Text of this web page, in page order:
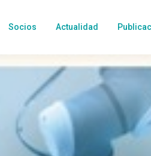
Socios Actualidad